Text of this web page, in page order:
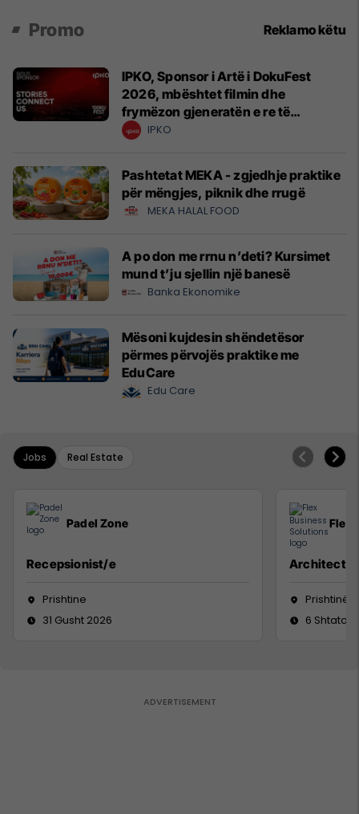
Promo Reklamo këtu
IPKO, Sponsor i Artë i DokuFest
2026, mbështet filmin dhe
frymëzon gjeneratën e re të
krijuesve
IPKO
Pashtetat MEKA - zgjedhje praktike
për mëngjes, piknik dhe rrugë
MEKA HALAL FOOD
A po don me rrnu n’deti? Kursimet
mund t’ju sjellin një banesë
Banka Ekonomike
Mësoni kujdesin shëndetësor
përmes përvojës praktike me
EduCare
Edu Care
Jobs Real Estate
Padel Zone
Recepsionist/e
Prishtine
31 Gusht 2026
Flex
Architect
Prishtinë
6 Shtator